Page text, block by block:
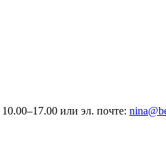
или эл. почте: